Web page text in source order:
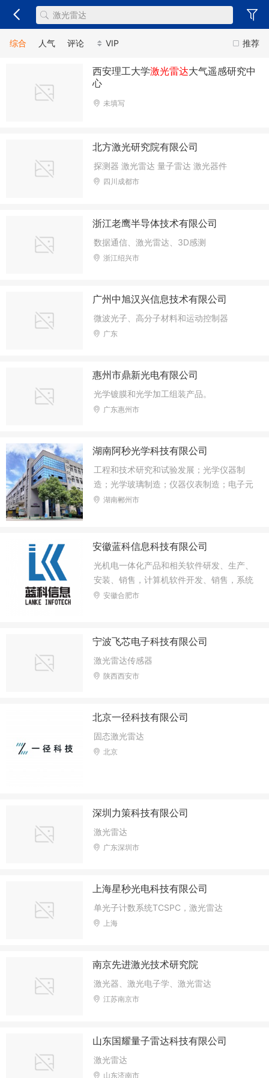
推荐
综合 人气 评论 VIP
西安理工大学激光雷达大气遥感研究中
心
未填写
北方激光研究院有限公司
探测器 激光雷达 量子雷达 激光器件
四川成都市
浙江老鹰半导体技术有限公司
数据通信、激光雷达、3D感测
浙江绍兴市
广州中旭汉兴信息技术有限公司
微波光子、高分子材料和运动控制器
广东
惠州市鼎新光电有限公司
光学镀膜和光学加工组装产品。
广东惠州市
湖南阿秒光学科技有限公司
工程和技术研究和试验发展；光学仪器制
造；光学玻璃制造；仪器仪表制造；电子元
器件制造；功能玻璃和新型光学材料销售；
推广。
湖南郴州市
安徽蓝科信息科技有限公司
光机电一体化产品和相关软件研发、生产、
安装、销售，计算机软件开发、销售，系统
集成；技术咨询、技术服务，汽车及车载平
民用无人机及无人机平台系统技术开发、咨
仪器设备研发、生产、销售和系统集成、系
统解决方案及运行服务等。
安徽合肥市
宁波飞芯电子科技有限公司
激光雷达传感器
陕西西安市
北京一径科技有限公司
固态激光雷达
北京
深圳力策科技有限公司
激光雷达
广东深圳市
上海星秒光电科技有限公司
单光子计数系统TCSPC，激光雷达
上海
南京先进激光技术研究院
激光器、激光电子学、激光雷达
江苏南京市
山东国耀量子雷达科技有限公司
激光雷达
山东济南市